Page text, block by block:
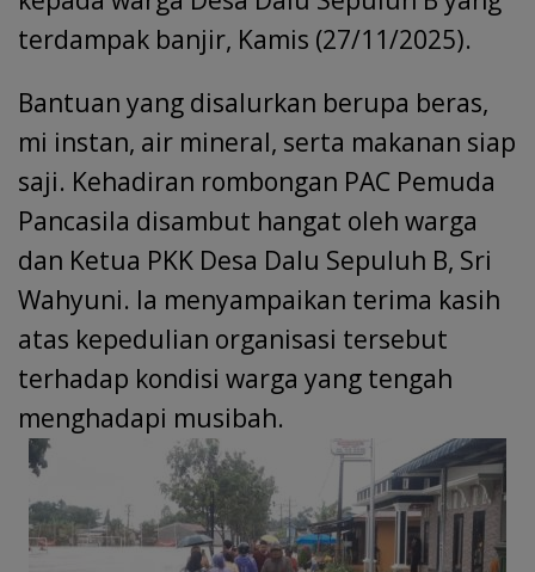
terdampak banjir, Kamis (27/11/2025).
Bantuan yang disalurkan berupa beras,
mi instan, air mineral, serta makanan siap
saji. Kehadiran rombongan PAC Pemuda
Pancasila disambut hangat oleh warga
dan Ketua PKK Desa Dalu Sepuluh B, Sri
Wahyuni. Ia menyampaikan terima kasih
atas kepedulian organisasi tersebut
terhadap kondisi warga yang tengah
menghadapi musibah.